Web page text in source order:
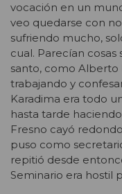
vocación en un
veo quedarse con
sufriendo mucho,
cual. Parecían cosas
santo, como Alberto
trabajando y
Karadima era todo
hasta tarde
Fresno cayó
puso como
repitió desde
Seminario era hostil